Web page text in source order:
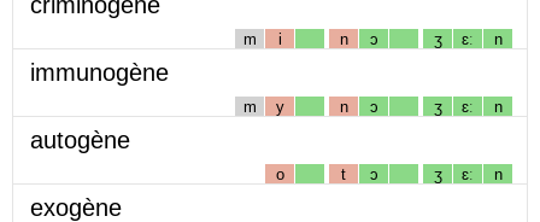
m i n ɔ ʒ ɛː n
immunogène
m y n ɔ ʒ ɛː n
autogène
o t ɔ ʒ ɛː n
exogène